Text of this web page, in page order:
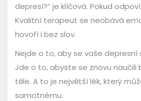
depresí?“ je klíčová. Pokud
Kvalitní terapeut se neobává
hovoří i bez slov.
Nejde o to, aby se vaše depresní
Jde o to, abyste se znovu naučili
těle. A to je největší lék, který
samotnému.